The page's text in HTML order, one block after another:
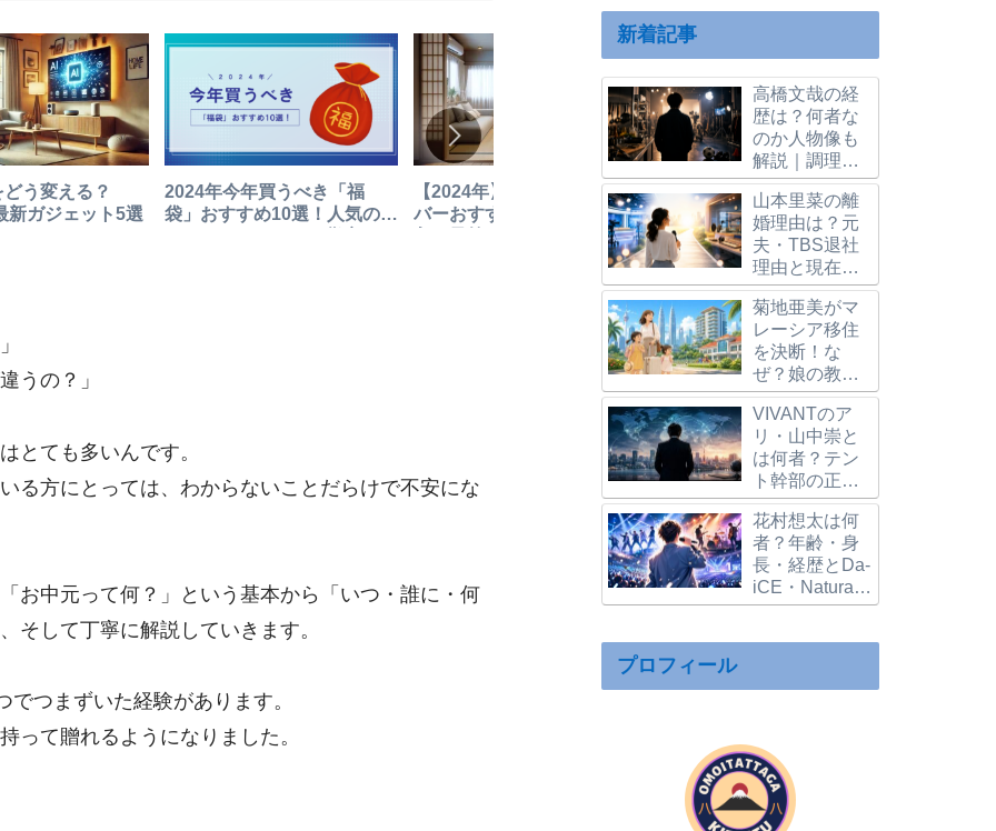
う変える？
新ガジェット5選
2024年今年買うべき「福
袋」おすすめ10選！人気のス
【2024年】ウォーターサー
バーおすすめはレンタル？購
入？予算を安くする知恵
納得の行くホームシアターの
接続を解説 映像部分の解説
編
うの？」
とても多いんです。
る方にとっては、わからないことだらけで不安にな
お中元って何？」という基本から「いつ・誰に・何
そして丁寧に解説していきます。
でつまずいた経験があります。
って贈れるようになりました。
新着記事
高橋文哉の経
歴は？何者な
のか人物像も
解説｜調理師
志望から仮面
ライダー、ブ
ルーロック主
演へ
山本里菜の離
婚理由は？元
夫・TBS退社
理由と現在の
仕事｜学歴や
家族構成も整
理
菊地亜美がマ
レーシア移住
を決断！な
ぜ？娘の教
育・5000万円
マンションと
二拠点生活を
解説
VIVANTのア
リ・山中崇と
は何者？テン
ト幹部の正
体・新庄との
関係を解説
花村想太は何
者？年齢・身
長・経歴とDa-
iCE・Natural
Lag・ソロ活動
プロフィール